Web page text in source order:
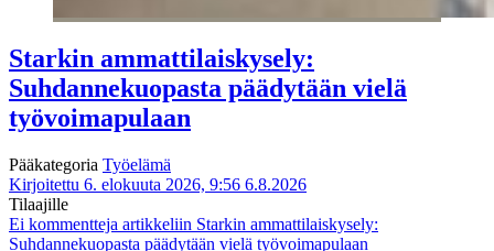
Starkin ammattilaiskysely:
Suhdannekuopasta päädytään vielä
työvoimapulaan
Pääkategoria Työelämä
Kirjoitettu 6. elokuuta 2026, 9:56 6.8.2026
Tilaajille
Ei kommentteja artikkeliin Starkin ammattilaiskysely:
Suhdannekuopasta päädytään vielä työvoimapulaan